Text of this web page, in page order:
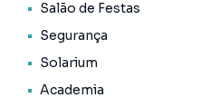
• Finalidade: Residencial
Salão de Festas
Segurança
Solarium
Academia